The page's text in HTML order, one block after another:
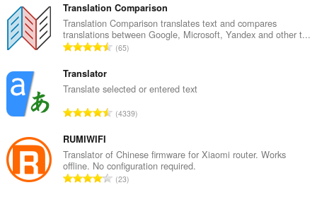
r
t
é
k
l
s
á
m
a
s
z
e
s
t
é
k
l
é
s
Translation Comparison
Translation Comparison translates text and compares
translations between Google, Microsoft, Yandex and other t...
Ö
z
s
t
é
k
65
Translator
Translate selected or entered text
Ö
z
e
s
4339
RUMIWIFI
Translator of Chinese firmware for Xiaomi router. Works
offline. No configuration required.
Ö23